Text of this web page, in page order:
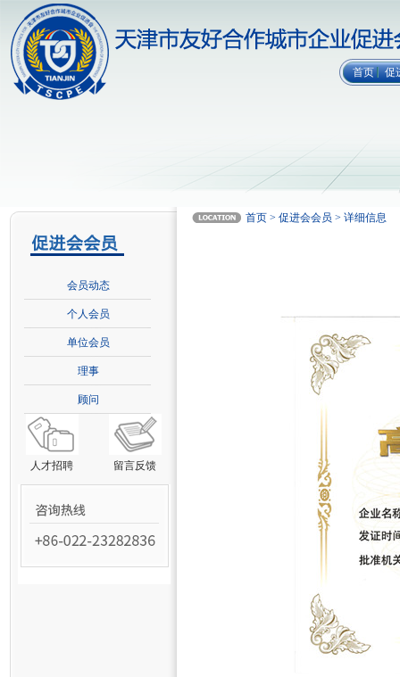
首页 促
会员动态
个人会员
单位会员
理事
顾问
人才招聘 留言反馈
首页 > 促进会会员 > 详细信息